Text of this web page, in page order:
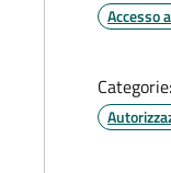
Accesso
Categorie: